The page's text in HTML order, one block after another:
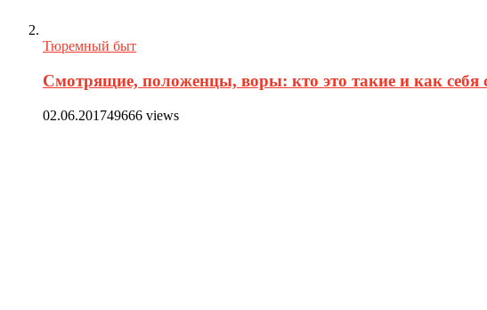
Тюремный быт
Смотрящие, положенцы, воры: кто это такие и как себя
02.06.201749666 views